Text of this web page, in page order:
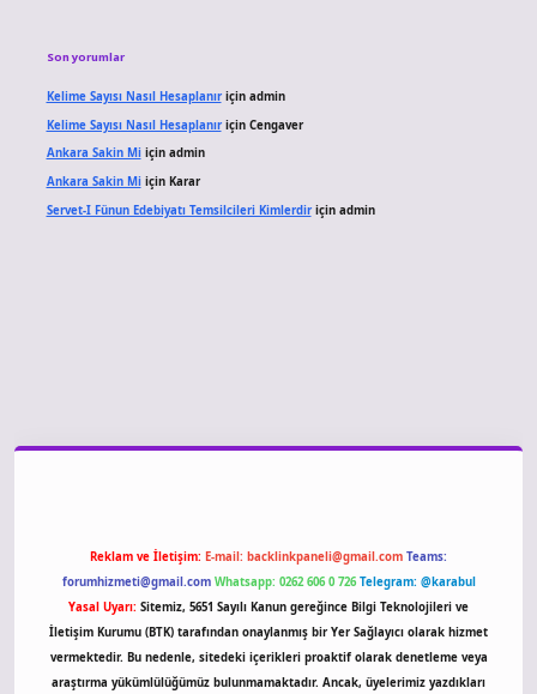
Son yorumlar
Kelime Sayısı Nasıl Hesaplanıriçin admin
Kelime Sayısı Nasıl Hesaplanıriçin Cengaver
Ankara Sakin Miiçin admin
Ankara Sakin Miiçin Karar
Servet-I Fünun Edebiyatı Temsilcileri Kimlerdiriçin admin
Reklam ve İletişim: E-mail: backlinkpaneli@gmail.com Teams:
forumhizmeti@gmail.com Whatsapp: 0262 606 0 726 Telegram: @karabul
Yasal Uyarı: Sitemiz, 5651 Sayılı Kanun gereğince Bilgi Teknolojileri ve
İletişim Kurumu (BTK) tarafından onaylanmış bir Yer Sağlayıcı olarak hizmet
vermektedir. Bu nedenle, sitedeki içerikleri proaktif olarak denetleme veya
araştırma yükümlülüğümüz bulunmamaktadır. Ancak, üyelerimiz yazdıkları